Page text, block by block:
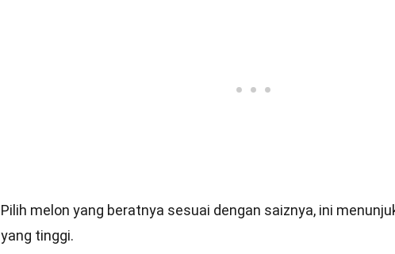
Pilih melon yang beratnya sesuai dengan saiznya, ini
yang tinggi.